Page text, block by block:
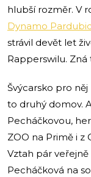
hlubší rozměr. V
Dynamo
strávil devět let
Rapperswilu. Zná
Švýcarsko pro
to druhý domov.
Pecháčkovou,
ZOO na Primě i z
Vztah pár
Pecháčková na